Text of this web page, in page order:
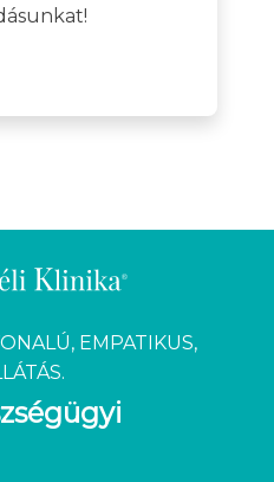
EMPATIKUS,